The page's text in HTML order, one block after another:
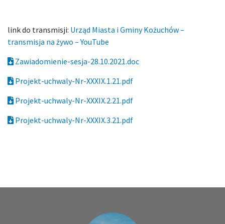
link do transmisji: Urząd Miasta i Gminy Kożuchów –
transmisja na żywo – YouTube
Zawiadomienie-sesja-28.10.2021.doc
Projekt-uchwaly-Nr-XXXIX.1.21.pdf
Projekt-uchwaly-Nr-XXXIX.2.21.pdf
Projekt-uchwaly-Nr-XXXIX.3.21.pdf